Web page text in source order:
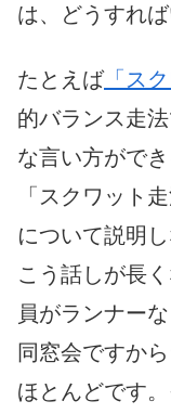
は、どうすれ
たとえば「ス
的バランス走
な言い方がで
「スクワット
について説明
こう話しが長
員がランナー
同窓会ですか
ほとんどです